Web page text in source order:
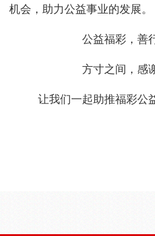
机会，助力公益事业的发展。
公益福彩，善
方寸之间，感
让我们一起助推福彩公